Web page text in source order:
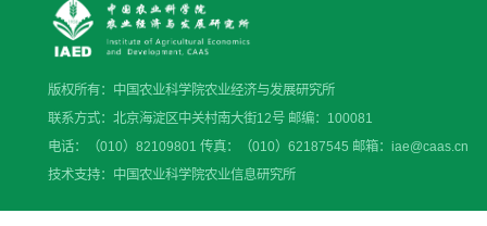
版权所有：中国农业科学院农业经济与发展研究所
联系方式：北京海淀区中关村南大街12号 邮编：100081
电话：（010）82109801 传真：（010）62187545 邮箱：iae@caas.cn
技术支持：中国农业科学院农业信息研究所